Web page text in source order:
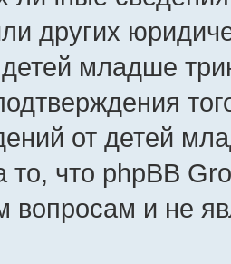
других
детей младше
от детей
то, что phpBB
вопросам и не